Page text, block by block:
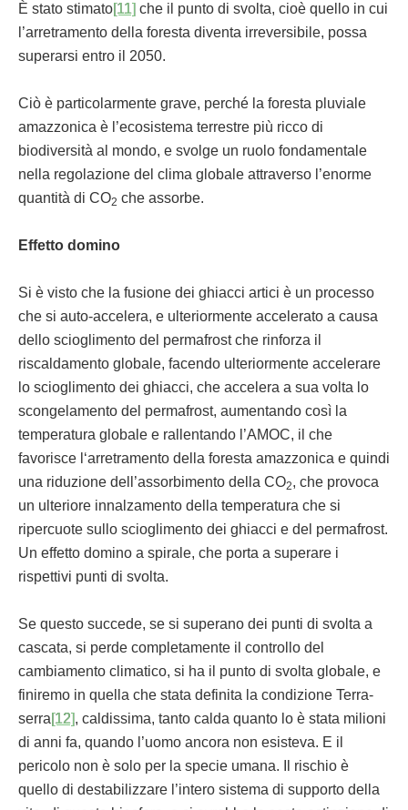
È stato stimato[11] che il punto di svolta, cioè quello in cui
l’arretramento della foresta diventa irreversibile, possa
superarsi entro il 2050.
Ciò è particolarmente grave, perché la foresta pluviale
amazzonica è l’ecosistema terrestre più ricco di
biodiversità al mondo, e svolge un ruolo fondamentale
nella regolazione del clima globale attraverso l’enorme
quantità di CO2 che assorbe.
Effetto domino
Si è visto che la fusione dei ghiacci artici è un processo
che si auto-accelera, e ulteriormente accelerato a causa
dello scioglimento del permafrost che rinforza il
riscaldamento globale, facendo ulteriormente accelerare
lo scioglimento dei ghiacci, che accelera a sua volta lo
scongelamento del permafrost, aumentando così la
temperatura globale e rallentando l’AMOC, il che
favorisce l‘arretramento della foresta amazzonica e quindi
una riduzione dell’assorbimento della CO2, che provoca
un ulteriore innalzamento della temperatura che si
ripercuote sullo scioglimento dei ghiacci e del permafrost.
Un effetto domino a spirale, che porta a superare i
rispettivi punti di svolta.
Se questo succede, se si superano dei punti di svolta a
cascata, si perde completamente il controllo del
cambiamento climatico, si ha il punto di svolta globale, e
finiremo in quella che stata definita la condizione Terra-
serra [12], caldissima, tanto calda quanto lo è stata milioni
di anni fa, quando l’uomo ancora non esisteva. E il
pericolo non è solo per la specie umana. Il rischio è
quello di destabilizzare l’intero sistema di supporto della